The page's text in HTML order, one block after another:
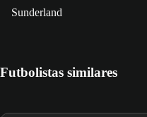
Sunderland
Futbolistas similares